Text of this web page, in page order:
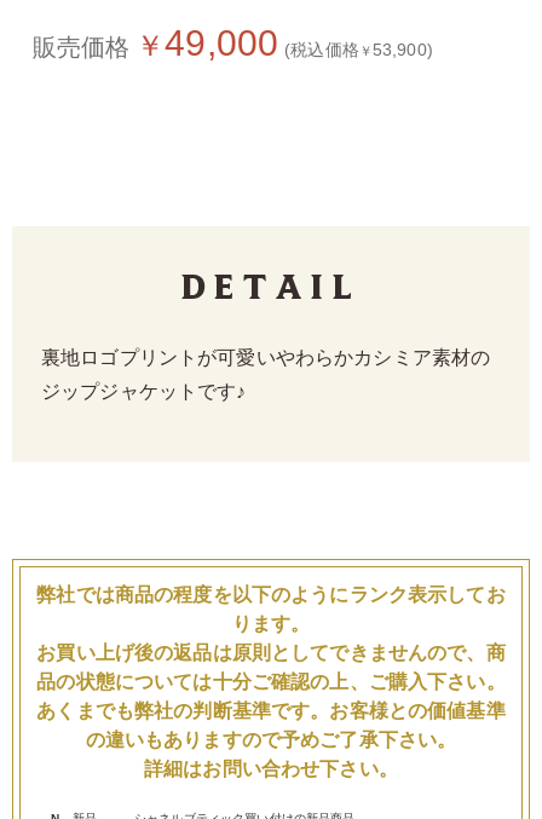
販売価格 ￥49,000 (税込価格 ￥ 53,900)
Detail
裏地ロゴプリントが可愛いやわらかカシミア素材の
ジップジャケットです♪
弊社では商品の程度を以下のようにランク表示してお
ります。
お買い上げ後の返品は原則としてできませんので、商
品の状態については十分ご確認の上、ご購入下さい。
あくまでも弊社の判断基準です。お客様との価値基準
の違いもありますので予めご了承下さい。
詳細はお問い合わせ下さい。